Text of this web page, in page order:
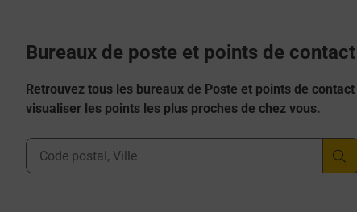
Bureaux de poste et points de
Retrouvez tous les bureaux de Poste et points de
visualiser les points les plus proches de chez vous.
Ville, Département, Code Postal